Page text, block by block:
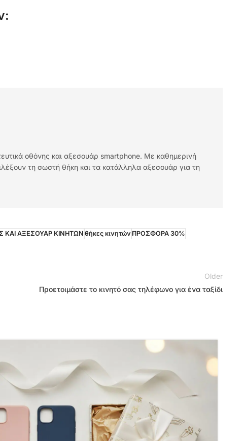
οθόνης και αξεσουάρ smartphone. Με καθημερινή
τη σωστή θήκη και τα κατάλληλα αξεσουάρ για τη
ΚΑΙ ΑΞΕΣΟΥΑΡ ΚΙΝΗΤΩΝθήκες κινητώνΠΡΟΣΦΟΡΑ 30%
Older
Προετοιμάστε το κινητό σας τηλέφωνο για ένα ταξίδι